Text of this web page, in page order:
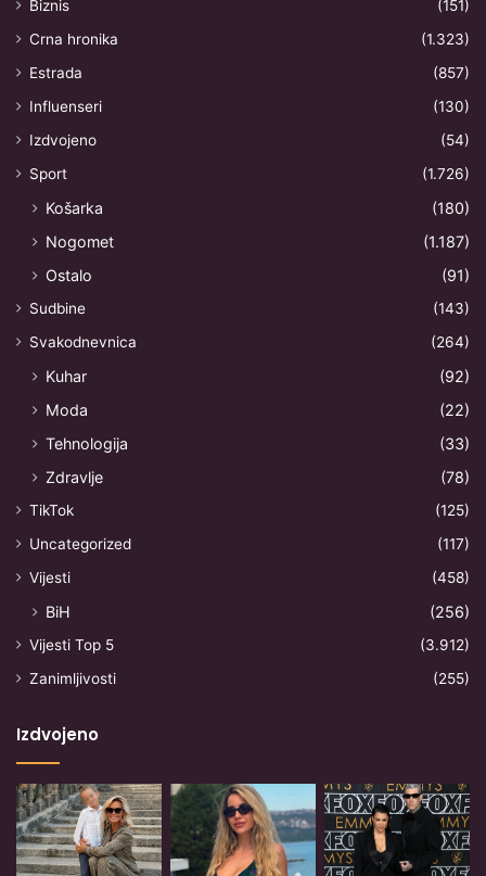
Biznis
(151)
Crna hronika
(1.323)
Estrada
(857)
Influenseri
(130)
Izdvojeno
(54)
Sport
(1.726)
Košarka
(180)
Nogomet
(1.187)
Ostalo
(91)
Sudbine
(143)
Svakodnevnica
(264)
Kuhar
(92)
Moda
(22)
Tehnologija
(33)
Zdravlje
(78)
TikTok
(125)
Uncategorized
(117)
Vijesti
(458)
BiH (256)
Vijesti Top 5
(3.912)
Zanimljivosti
(255)
Izdvojeno